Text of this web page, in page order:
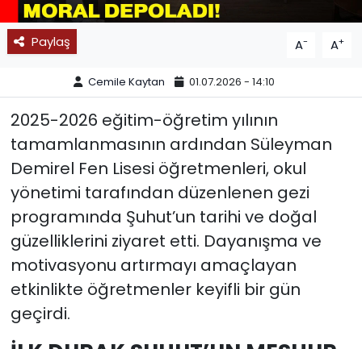
Paylaş A- A+
Cemile Kaytan 01.07.2026 - 14:10
2025-2026 eğitim-öğretim yılının
tamamlanmasının ardından Süleyman
Demirel Fen Lisesi öğretmenleri, okul
yönetimi tarafından düzenlenen gezi
programında Şuhut’un tarihi ve doğal
güzelliklerini ziyaret etti. Dayanışma ve
motivasyonu artırmayı amaçlayan
etkinlikte öğretmenler keyifli bir gün
geçirdi.